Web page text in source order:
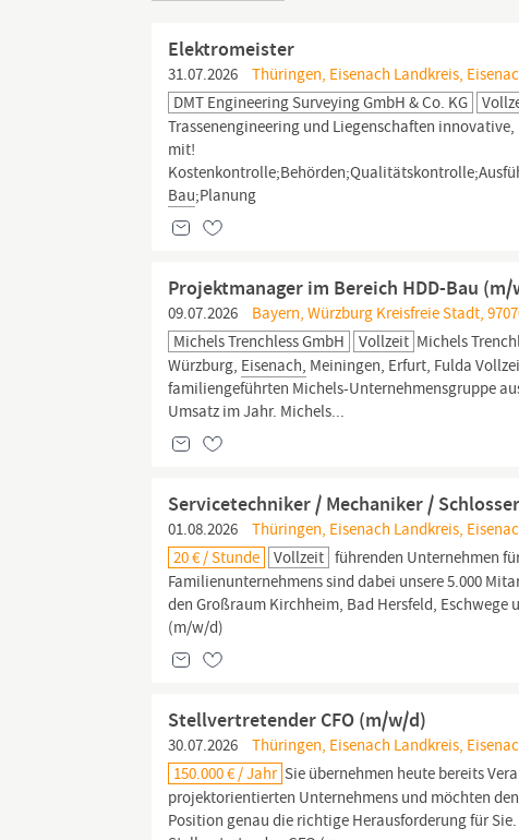
Elektromeister
31.07.2026
Thüringen, Eisenach Landkreis,
DMT Engineering Surveying GmbH & Co. KG
Trassenengineering und Liegenschaften
mit!
Bau;Planung
Projektmanager im Bereich HDD-Bau
09.07.2026
Bayern, Würzburg Kreisfreie Stadt,
Michels Trenchless GmbH
Vollzeit Michels
Würzburg, Eisenach, Meiningen, Erfurt, Fulda
familiengeführten Michels-Unternehmensgruppe
Umsatz im Jahr. Michels...
Servicetechniker / Mechaniker /
01.08.2026
Thüringen, Eisenach Landkreis,
20 € / Stunde
Vollzeit führenden Unternehmen
Familienunternehmens sind dabei unsere 5.000
den Großraum Kirchheim, Bad Hersfeld, Eschwege
(m/w/d)
Stellvertretender CFO (m/w/d)
30.07.2026
Thüringen, Eisenach Landkreis,
150.000 € / Jahr Sie übernehmen heute bereits
projektorientierten Unternehmens und möchten
Position genau die richtige Herausforderung für